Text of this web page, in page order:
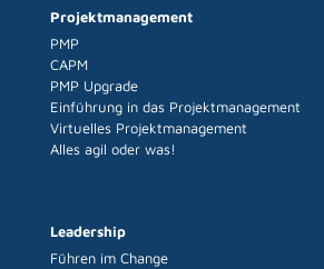
Projektmanagement
PMP
CAPM
PMP Upgrade
Einführung in das Projektmanagement
Virtuelles Projektmanagement
Alles agil oder was!
Leadership
Führen im Change